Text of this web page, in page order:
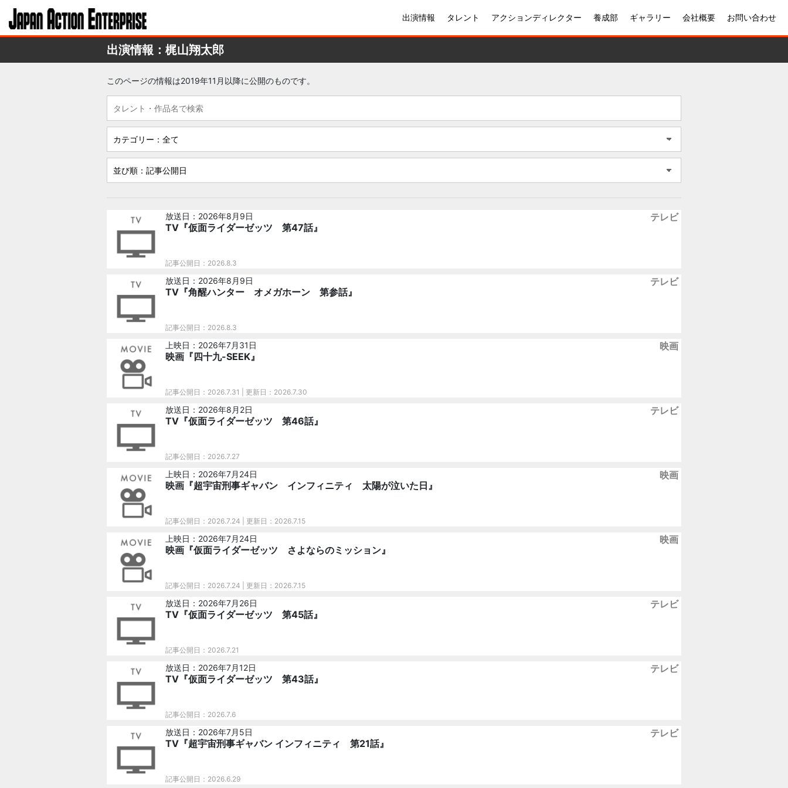
出演情報 タレント アクションディレクター 養成部 ギャラリー 会社概要 お問い合わせ
出演情報：梶山翔太郎
このページの情報は2019年11月以降に公開のものです。
放送日：2026年8月9日
TV『仮面ライダーゼッツ 第47話』
テレビ
記事公開日：2026.8.3
放送日：2026年8月9日
TV『角醒ハンター オメガホーン 第参話』
テレビ
記事公開日：2026.8.3
上映日：2026年7月31日
映画『四十九-SEEK』
映画
記事公開日：2026.7.31 | 更新日：2026.7.30
放送日：2026年8月2日
TV『仮面ライダーゼッツ 第46話』
テレビ
記事公開日：2026.7.27
上映日：2026年7月24日
映画『超宇宙刑事ギャバン インフィニティ 太陽が泣いた日』
映画
記事公開日：2026.7.24 | 更新日：2026.7.15
上映日：2026年7月24日
映画『仮面ライダーゼッツ さよならのミッション』
映画
記事公開日：2026.7.24 | 更新日：2026.7.15
放送日：2026年7月26日
TV『仮面ライダーゼッツ 第45話』
テレビ
記事公開日：2026.7.21
放送日：2026年7月12日
TV『仮面ライダーゼッツ 第43話』
テレビ
記事公開日：2026.7.6
放送日：2026年7月5日
TV『超宇宙刑事ギャバン インフィニティ 第21話』
テレビ
記事公開日：2026.6.29